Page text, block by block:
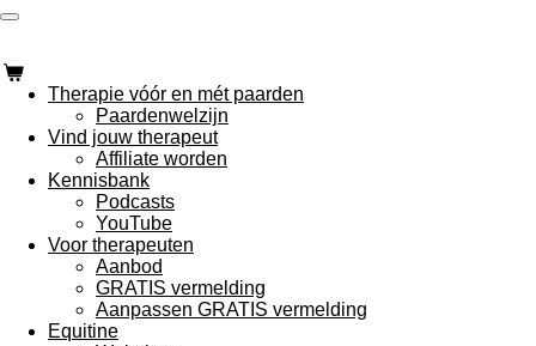
Ga
naar
de
hoofdinhoud
Therapie vóór en mét paarden
Paardenwelzijn
Vind jouw therapeut
Affiliate worden
Kennisbank
Podcasts
YouTube
Voor therapeuten
Aanbod
GRATIS vermelding
Aanpassen GRATIS vermelding
Equitine